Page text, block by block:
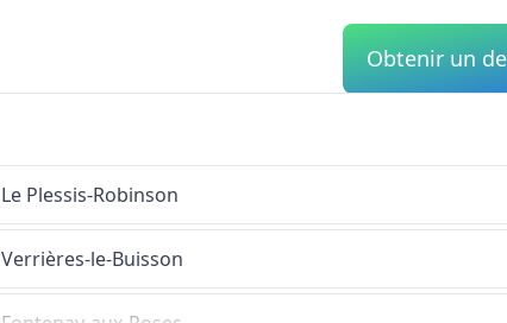
Obtenir un
Le Plessis-Robinson
Verrières-le-Buisson